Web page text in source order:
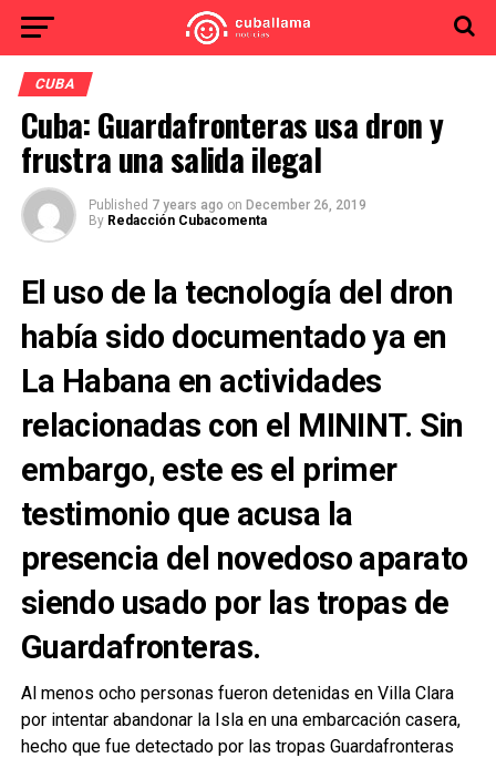
CUBA
Cuba: Guardafronteras usa dron y
frustra una salida ilegal
Published 7 years ago on December 26, 2019
By Redacción Cubacomenta
El uso de la tecnología del dron
había sido documentado ya en
La Habana en actividades
relacionadas con el MININT. Sin
embargo, este es el primer
testimonio que acusa la
presencia del novedoso aparato
siendo usado por las tropas de
Guardafronteras.
Al menos ocho personas fueron detenidas en Villa Clara
por intentar abandonar la Isla en una embarcación casera,
hecho que fue detectado por las tropas Guardafronteras